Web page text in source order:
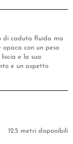
di caduta fluida ma
con un peso
e la sua
e un aspetto
12.5 metri disponibili